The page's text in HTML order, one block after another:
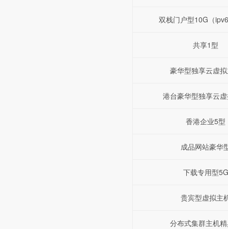
双栈门户型10G（
共享1型
豪华型独享云虚
港台豪华型独享云
香港企业5型
成品网站豪华
下载专用型5G
贵宾型虚拟主
分布式集群主机